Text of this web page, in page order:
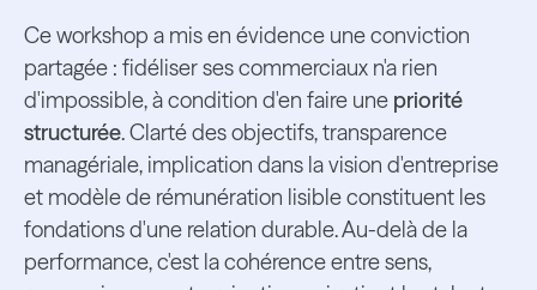
Ce workshop a mis en évidence une conviction
partagée : fidéliser ses commerciaux n'a rien
d'impossible, à condition d'en faire une priorité
structurée. Clarté des objectifs, transparence
managériale, implication dans la vision d'entreprise
et modèle de rémunération lisible constituent les
fondations d'une relation durable. Au-delà de la
performance, c'est la cohérence entre sens,